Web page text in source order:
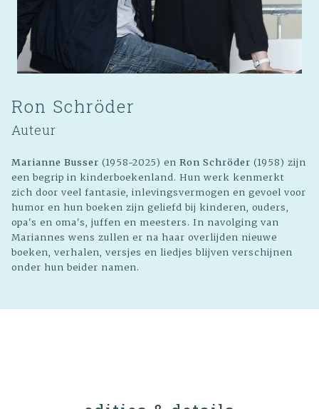
Ron Schröder
Auteur
Marianne Busser (1958-2025) en Ron Schröder (1958) zijn
een begrip in kinderboekenland. Hun werk kenmerkt
zich door veel fantasie, inlevingsvermogen en gevoel voor
humor en hun boeken zijn geliefd bij kinderen, ouders,
opa's en oma's, juffen en meesters. In navolging van
Mariannes wens zullen er na haar overlijden nieuwe
boeken, verhalen, versjes en liedjes blijven verschijnen
onder hun beider namen.